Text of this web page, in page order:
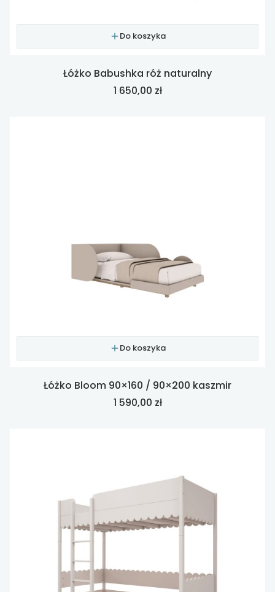
Do koszyka
Łóżko Babushka róż naturalny
Cena
1 650,00 zł
Do koszyka
Łóżko Bloom 90×160 / 90×200 kaszmir
Cena
1 590,00 zł